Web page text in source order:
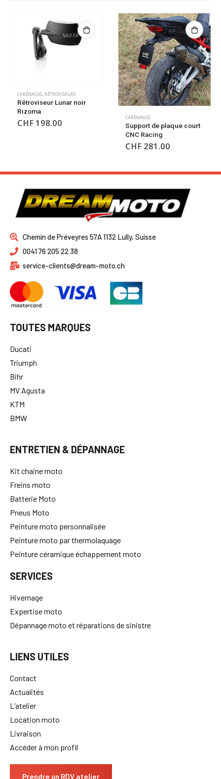
Support de plaque court
CADRES DE PLAQUE
Kit fixation plaques
interchangeable
CHF40.00
Chemin de Préveyres 57A 1132 Lully, Suisse
0041 76 205 22 38
service-clients@dream-moto.ch
TOUTES MARQUES
Ducati
Triumph
Bihr
MV Agusta
KTM
BMW
ENTRETIEN & DÉPANNAGE
Kit chaine moto
Freins moto
Batterie Moto
Pneus Moto
Peinture moto personnalisée
Peinture moto par thermolaquage
Peinture céramique échappement moto
SERVICES
Hivernage
Expertise moto
Dépannage moto et réparations de sinistre
LIENS UTILES
Contact
Actualités
L’atelier
Location moto
Livraison
Accéder à mon profil
Prendre un RDV atelier